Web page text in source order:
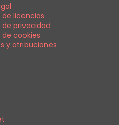
licencias
privacidad
cookies
y atribuciones